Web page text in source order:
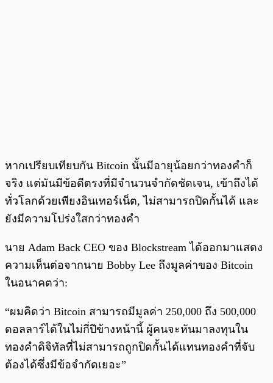
หากเปรียบเทียบกัน Bitcoin นั้นมีอายุน้อยกว่าทองคำก็
จริง แต่มันมีข้อดีตรงที่มีจำนวนจำกัดชัดเจน, เข้าถึงได้
ทั่วโลกด้วยเพียงอินเทอร์เน็ต, ไม่สามารถปิดกั้นได้ และ
ยังมีความโปร่งใสกว่าทองคำ
นาย Adam Back CEO ของ Blockstream ได้ออกมาแสดง
ความเห็นต่อจากนาย Bobby Lee ถึงมูลค่าของ Bitcoin
ในอนาคตว่า:
“ผมคิดว่า Bitcoin สามารถมีมูลค่า 250,000 ถึง 500,000
ดอลลาร์ได้ในไม่กี่ปีข้างหน้านี้ ผู้คนจะหันมาลงทุนใน
ทองคำดิจิทัลที่ไม่สามารถถูกปิดกั้นได้แทนทองคำที่จับ
ต้องได้ซึ่งมีข้อจำกัดเยอะ”